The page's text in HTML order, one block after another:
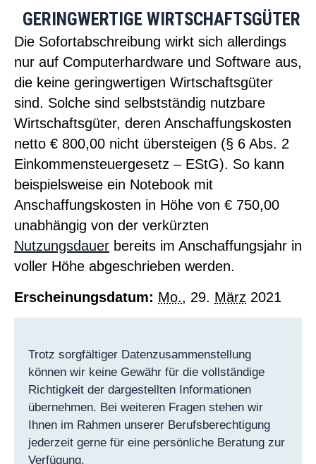
GERINGWERTIGE WIRTSCHAFTSGÜTER
Die Sofortabschreibung wirkt sich allerdings
nur auf Computerhardware und Software aus,
die keine geringwertigen Wirtschaftsgüter
sind. Solche sind selbstständig nutzbare
Wirtschaftsgüter, deren Anschaffungskosten
netto € 800,00 nicht übersteigen (§ 6 Abs. 2
Einkommensteuergesetz – EStG). So kann
beispielsweise ein Notebook mit
Anschaffungskosten in Höhe von € 750,00
unabhängig von der verkürzten
Nutzungsdauer bereits im Anschaffungsjahr in
voller Höhe abgeschrieben werden.
Erscheinungsdatum: Mo., 29. März 2021
Trotz sorgfältiger Datenzusammenstellung
können wir keine Gewähr für die vollständige
Richtigkeit der dargestellten Informationen
übernehmen. Bei weiteren Fragen stehen wir
Ihnen im Rahmen unserer Berufsberechtigung
jederzeit gerne für eine persönliche Beratung zur
Verfügung.